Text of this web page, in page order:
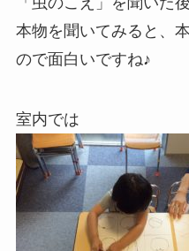
本物を聞いてみると、
ので面白いですね♪
室内では